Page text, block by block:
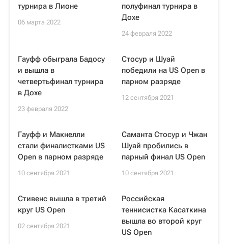
турнира в Лионе
06 марта 2022
полуфинал турнира в
Дохе
24 февраля 2022
Гауфф обыграла Бадосу
и вышла в
четвертьфинал турнира
в Дохе
23 февраля 2022
Стосур и Шуай
победили на US Open в
парном разряде
12 сентября 2021
Гауфф и Макнелли
стали финалистками US
Open в парном разряде
10 сентября 2021
Саманта Стосур и Чжан
Шуай пробились в
парный финал US Open
10 сентября 2021
Стивенс вышла в третий
круг US Open
02 сентября 2021
Российская
теннисистка Касаткина
вышла во второй круг
US Open